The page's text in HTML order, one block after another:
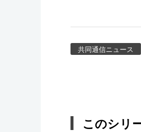
共同通信ニュース
このシリ